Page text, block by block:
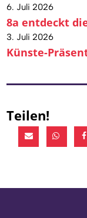
6. Juli 2026
8a entdeckt
3. Juli 2026
Künste-
Teilen!